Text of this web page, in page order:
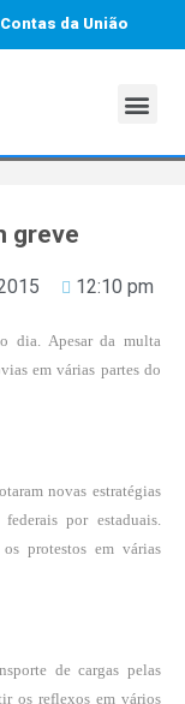
da União
greve
12:10 pm
dia. Apesar da multa
em várias partes do
novas estratégias
por estaduais.
protestos em várias
de cargas pelas
os reflexos em vários